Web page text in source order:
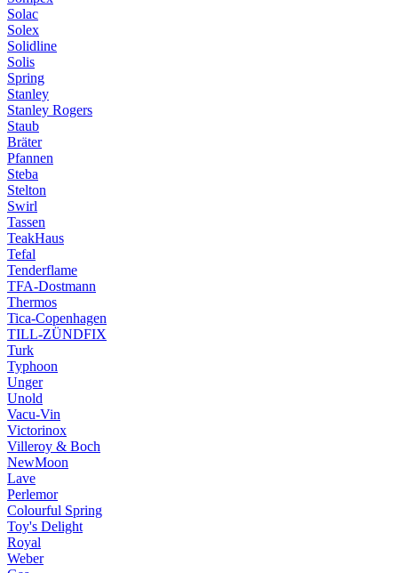
Solac
Solex
Solidline
Solis
Spring
Stanley
Stanley Rogers
Staub
Bräter
Pfannen
Steba
Stelton
Swirl
Tassen
TeakHaus
Tefal
Tenderflame
TFA-Dostmann
Thermos
Tica-Copenhagen
TILL-ZÜNDFIX
Turk
Typhoon
Unger
Unold
Vacu-Vin
Victorinox
Villeroy & Boch
NewMoon
Lave
Perlemor
Colourful Spring
Toy's Delight
Royal
Weber